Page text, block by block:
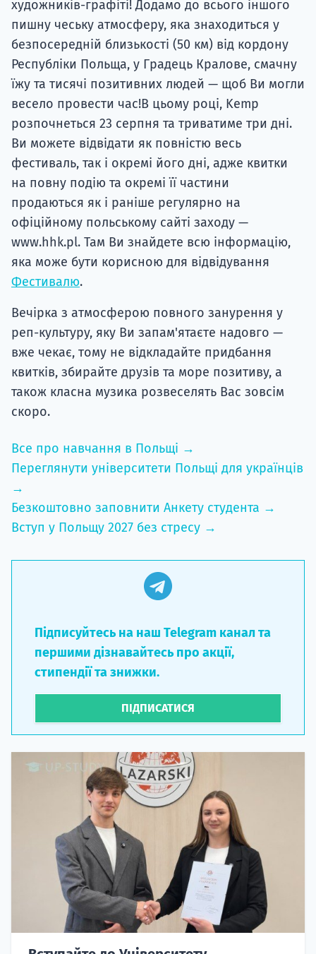
художників-графіті! Додамо до всього іншого
пишну чеську атмосферу, яка знаходиться у
безпосередній близькості (50 км) від кордону
Республіки Польща, у Градець Кралове, смачну
їжу та тисячі позитивних людей — щоб Ви могли
весело провести час!В цьому році, Kemp
розпочнеться 23 серпня та триватиме три дні.
Ви можете відвідати як повністю весь
фестиваль, так і окремі його дні, адже квитки
на повну подію та окремі її частини
продаються як і раніше регулярно на
офіційному польському сайті заходу —
www.hhk.pl. Там Ви знайдете всю інформацію,
яка може бути корисною для відвідування
Фестивалю.
Вечірка з атмосферою повного занурення у
реп-культуру, яку Ви запам'ятаєте надовго —
вже чекає, тому не відкладайте придбання
квитків, збирайте друзів та море позитиву, а
також класна музика розвеселять Вас зовсім
скоро.
Все про навчання в Польщі →
Переглянути університети Польщі для українців
→
Безкоштовно заповнити Анкету студента →
Вступ у Польщу 2027 без стресу →
Підписуйтесь на наш Telegram канал та
першими дізнавайтесь про акції,
стипендії та знижки.
ПІДПИСАТИСЯ